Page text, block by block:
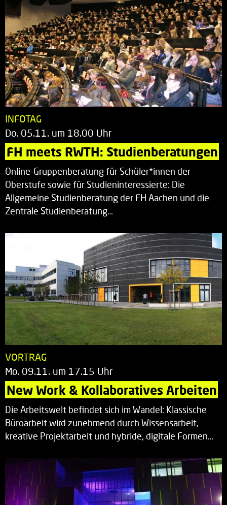
INFOTAG
Do. 05.11. um 18.00 Uhr
FH meets RWTH: Studienberatungen
Online-Gruppenberatung für Schüler*innen der
Oberstufe sowie für Studieninteressierte: Die
Allgemeine Studienberatung der FH Aachen und die
Zentrale Studienberatung…
VORTRAG
Mo. 09.11. um 17.15 Uhr
New Work & Kollaboratives Arbeiten
Die Arbeitswelt befindet sich im Wandel: Klassische
Büroarbeit wird zunehmend durch Wissensarbeit,
kreative Projektarbeit und hybride, digitale Formen…